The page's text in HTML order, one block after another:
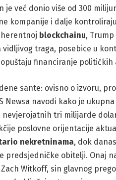
je već donio više od 300
kompanije i dalje
blockchainu,
vidljivog traga, posebice u
financiranje političkih
sante: ovisno o izvoru,
Newsa navodi kako je
nevjerojatnih tri milijarde
poslovne orijentacije
nekretninama, dok
predsjedničke obitelji. Onaj
Witkoff, sin glavnog